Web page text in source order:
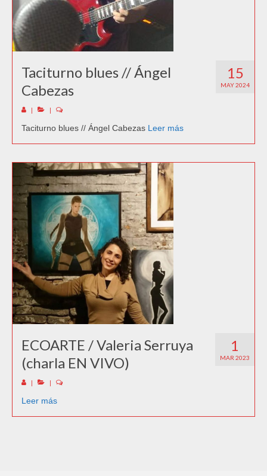
15
MAY 2024
Taciturno blues // Ángel
Cabezas
| |
Taciturno blues // Ángel Cabezas Leer más
1
MAR 2023
ECOARTE / Valeria Serruya
(charla EN VIVO)
| |
Leer más